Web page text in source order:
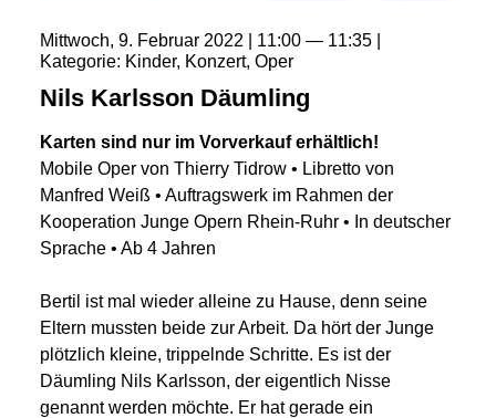
Mittwoch 9 Februar 2022 11:00
11:35
Kategorie Kinder Konzert Oper
Nils Karlsson Däumling
Karten sind nur im Vorverkauf erhältlich!
Mobile Oper von Thierry Tidrow • Libretto von
Manfred Weiß • Auftragswerk im Rahmen der
Kooperation Junge Opern Rhein-Ruhr • In deutscher
Sprache • Ab 4 Jahren
Bertil ist mal wieder alleine zu Hause, denn seine
Eltern mussten beide zur Arbeit. Da hört der Junge
plötzlich kleine, trippelnde Schritte. Es ist der
Däumling Nils Karlsson, der eigentlich Nisse
genannt werden möchte. Er hat gerade ein